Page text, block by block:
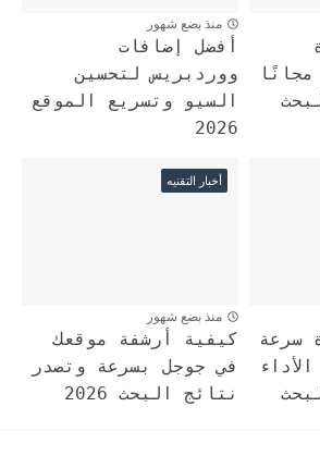
منذ بضع شهور
أفضل إضافات
ووردبريس لتحسين
السيو وتسريع الموقع
2026
سرعة
أخبار التقنيه
منذ بضع شهور
كيفية أرشفة موقعك
في جوجل بسرعة وتصدر
نتائج البحث 2026